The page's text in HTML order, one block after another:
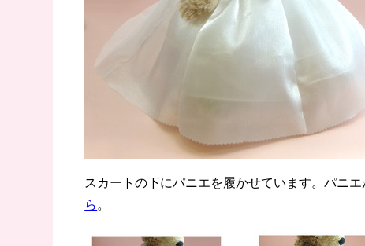
スカートの下にパニエを履かせています。パニ
ら